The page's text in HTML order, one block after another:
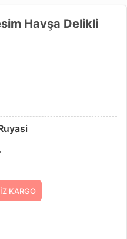
Havşa Delikli
KARGO